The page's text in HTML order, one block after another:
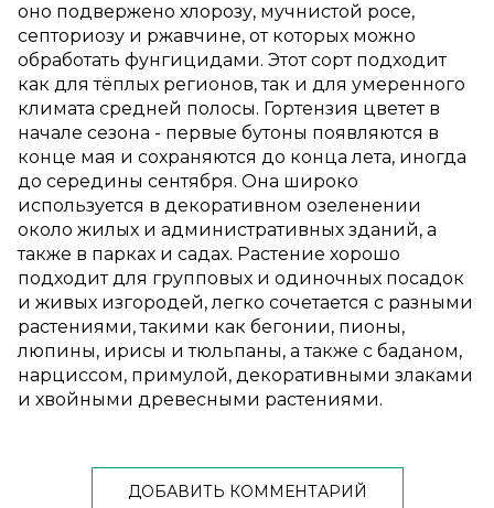
оно подвержено хлорозу, мучнистой росе,
септориозу и ржавчине, от которых можно
обработать фунгицидами. Этот сорт подходит
как для тёплых регионов, так и для умеренного
климата средней полосы. Гортензия цветет в
начале сезона - первые бутоны появляются в
конце мая и сохраняются до конца лета, иногда
до середины сентября. Она широко
используется в декоративном озеленении
около жилых и административных зданий, а
также в парках и садах. Растение хорошо
подходит для групповых и одиночных посадок
и живых изгородей, легко сочетается с разными
растениями, такими как бегонии, пионы,
люпины, ирисы и тюльпаны, а также с баданом,
нарциссом, примулой, декоративными злаками
и хвойными древесными растениями.
ДОБАВИТЬ КОММЕНТАРИЙ